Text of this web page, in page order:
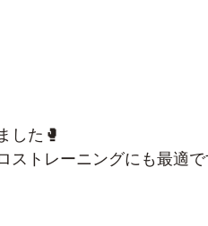
した🥊
ストレーニングにも最適で